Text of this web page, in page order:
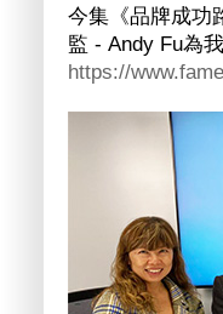
今集《品牌成功
監 - Andy Fu為
https://